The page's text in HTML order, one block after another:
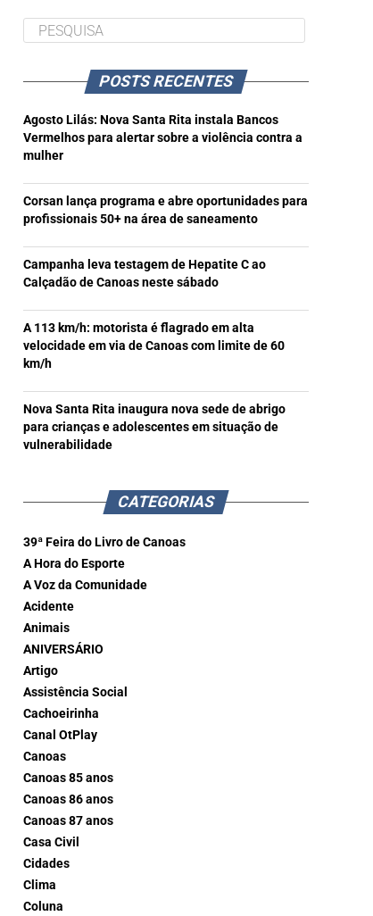
POSTS RECENTES
Agosto Lilás: Nova Santa Rita instala Bancos
Vermelhos para alertar sobre a violência contra a
mulher
Corsan lança programa e abre oportunidades para
profissionais 50+ na área de saneamento
Campanha leva testagem de Hepatite C ao
Calçadão de Canoas neste sábado
A 113 km/h: motorista é flagrado em alta
velocidade em via de Canoas com limite de 60
km/h
Nova Santa Rita inaugura nova sede de abrigo
para crianças e adolescentes em situação de
vulnerabilidade
CATEGORIAS
39ª Feira do Livro de Canoas
A Hora do Esporte
A Voz da Comunidade
Acidente
Animais
ANIVERSÁRIO
Artigo
Assistência Social
Cachoeirinha
Canal OtPlay
Canoas
Canoas 85 anos
Canoas 86 anos
Canoas 87 anos
Casa Civil
Cidades
Clima
Coluna